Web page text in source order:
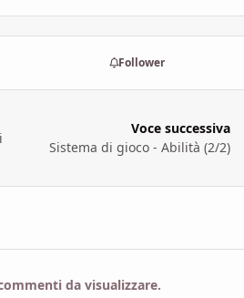
Follower
Voce successiva
Sistema di gioco - Abilità (2/2)
da visualizzare.